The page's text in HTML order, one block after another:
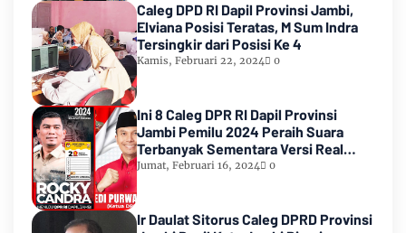
Caleg DPD RI Dapil Provinsi Jambi,
Elviana Posisi Teratas, M Sum Indra
Tersingkir dari Posisi Ke 4
Kamis, Februari 22, 2024 0
Ini 8 Caleg DPR RI Dapil Provinsi
Jambi Pemilu 2024 Peraih Suara
Terbanyak Sementara Versi Real
Count KPU RI
Jumat, Februari 16, 2024 0
Ir Daulat Sitorus Caleg DPRD Provinsi